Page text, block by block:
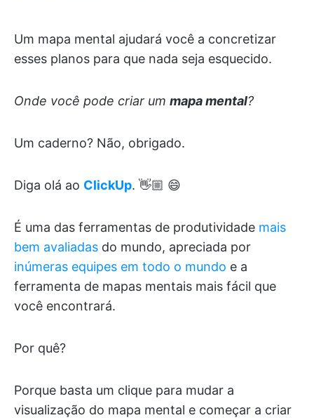
Um mapa mental ajudará você a concretizar
esses planos para que nada seja esquecido.
Onde você pode criar um mapa mental?
Um caderno? Não, obrigado.
Diga olá ao ClickUp. 👋🏼 😄
É uma das ferramentas de produtividade mais
bem avaliadas do mundo, apreciada por
inúmeras equipes em todo o mundo e a
ferramenta de mapas mentais mais fácil que
você encontrará.
Por quê?
Porque basta um clique para mudar a
visualização do mapa mental e começar a criar